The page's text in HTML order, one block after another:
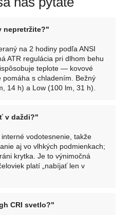
nepretržite?"
na 2 hodiny podľa ANSI
ATR regulácia pri dlhom behu
teplote — kovové
pomáha s chladením. Bežný
14 h) a Low (100 lm, 31 h).
v daždi?"
vodotesnenie, takže
aj vo vlhkých podmienkach;
krytka. Je to výnimočná
platí „nabíjať len v
CRI svetlo?"